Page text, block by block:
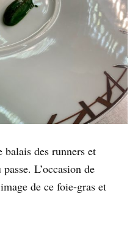
des runners et
L’occasion de
de ce foie-gras et